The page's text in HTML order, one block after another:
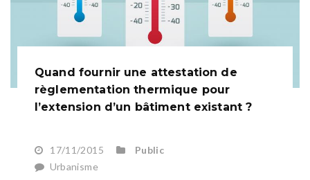
Quand fournir une attestation de
règlementation thermique pour
l’extension d’un bâtiment existant ?
17/11/2015
Public
Urbanisme